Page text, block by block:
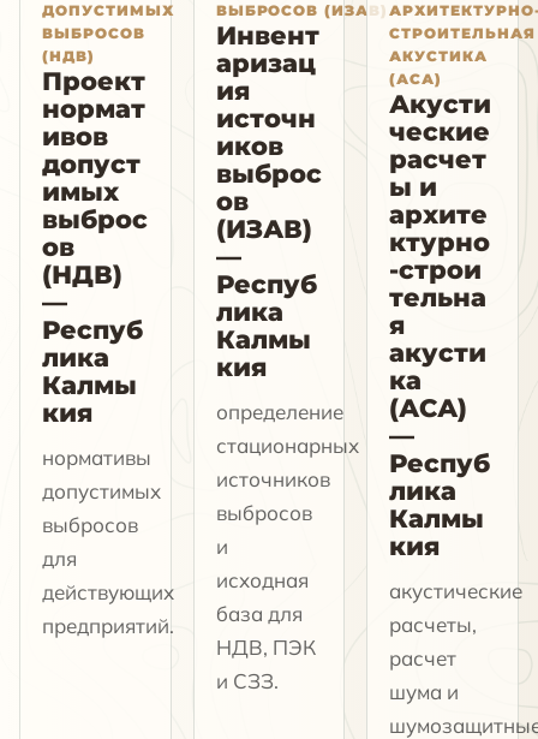
ДОПУСТИМЫХ
ВЫБРОСОВ
(НДВ)
Проект
нормат
ивов
допуст
имых
выброс
ов
(НДВ)
—
Респуб
лика
Калмы
кия
нормативы
допустимых
выбросов
для
действующих
предприятий.
ВЫБРОСОВ (ИЗАВ)
Инвент
аризац
ия
источн
иков
выброс
ов
(ИЗАВ)
—
Респуб
лика
Калмы
кия
определение
стационарных
источников
выбросов
и
исходная
база для
НДВ, ПЭК
и СЗЗ.
СТРОИТЕЛЬНАЯ
АКУСТИКА
(АСА)
Акусти
ческие
расчет
ы и
архите
ктурно
-строи
тельна
я
акусти
ка
(АСА)
—
Респуб
лика
Калмы
кия
акустические
расчеты,
расчет
шума и